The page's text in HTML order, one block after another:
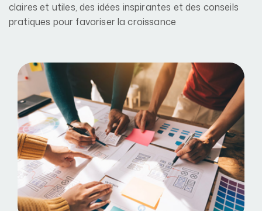
claires et utiles, des idées inspirantes et des conseils
pratiques pour favoriser la croissance